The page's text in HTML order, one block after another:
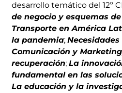
desarrollo temático del 12º
de negocio y esquemas
Transporte en América
la pandemia;
Comunicación y
recuperación; La
fundamental en las
La educación y la